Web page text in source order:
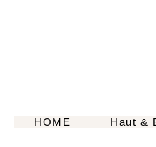
HOME Haut &